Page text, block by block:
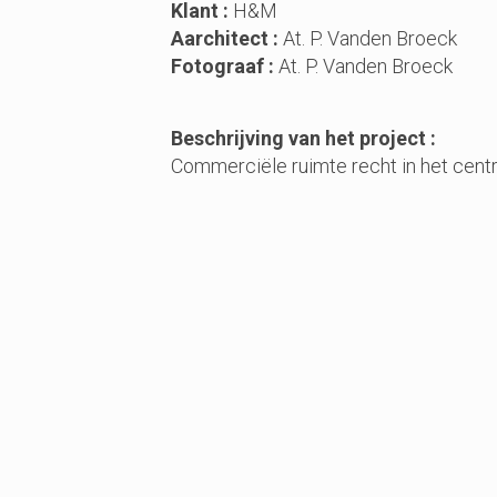
Klant : H&M
Aarchitect : At. P. Vanden Broeck
Fotograaf : At. P. Vanden Broeck
Beschrijving van het project :
Commerciële ruimte recht in het